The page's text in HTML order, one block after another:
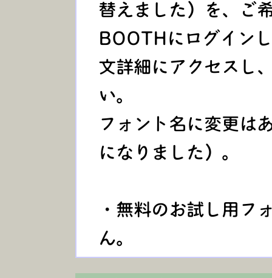
替えました）を、ご
BOOTHにログイン
文詳細にアクセスし
い。
フォント名に変更は
になりました）。
・無料のお試し用フ
ん。